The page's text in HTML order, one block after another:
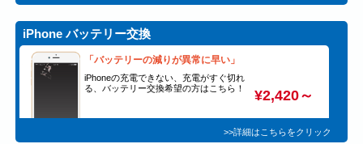
iPhone バッテリー交換
「バッテリーの減りが異常に早い」
iPhoneの充電できない、充電がすぐ切れ
る、バッテリー交換希望の方はこちら！
¥2,420～
>>詳細はこちらをクリック